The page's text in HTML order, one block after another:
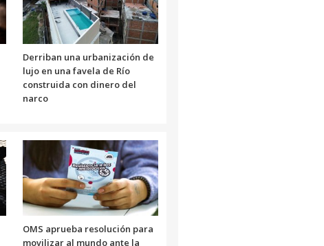
Derriban una urbanización de
lujo en una favela de Río
construida con dinero del
narco
OMS aprueba resolución para
movilizar al mundo ante la